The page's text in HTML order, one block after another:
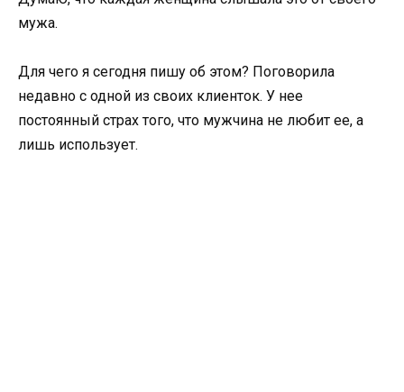
мужа.
Для чего я сегодня пишу об этом? Поговорила
недавно с одной из своих клиенток. У нее
постоянный страх того, что мужчина не любит ее, а
лишь использует.